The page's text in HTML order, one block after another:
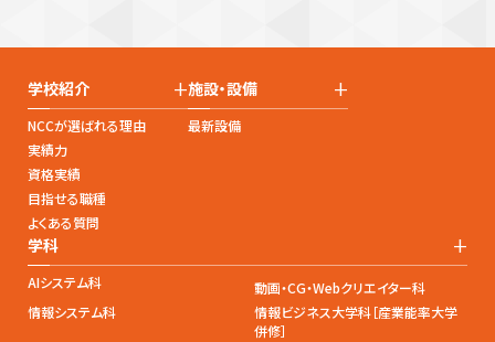
学校紹介 +
NCCが選ばれる理由
実績力
資格実績
目指せる職種
よくある質問
施設・設備 +
最新設備
学科 +
AIシステム科
動画・CG・Webクリエイター科
情報システム科
情報ビジネス大学科［産業能率大学
併修］